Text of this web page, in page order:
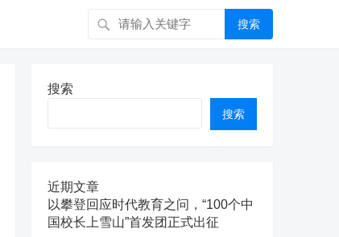
搜索
搜索
搜索
近期文章
以攀登回应时代教育之问，“100个中
国校长上雪山”首发团正式出征